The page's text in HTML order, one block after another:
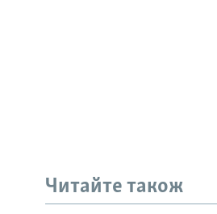
Читайте також